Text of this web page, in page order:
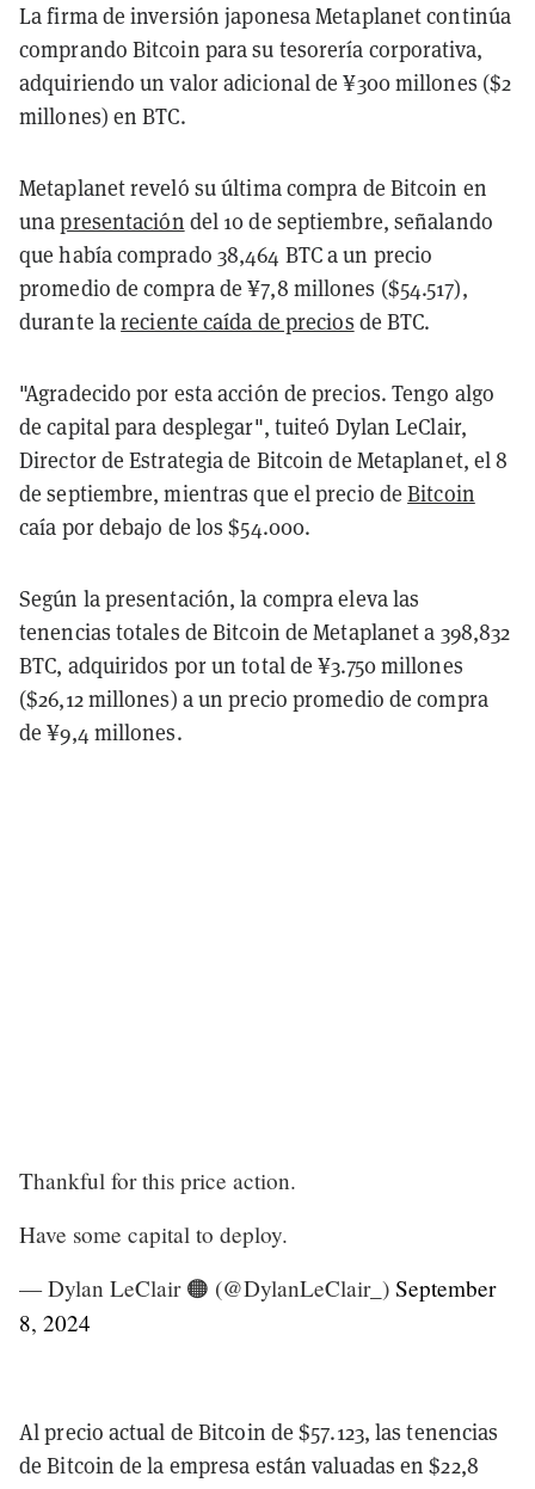
La firma de inversión japonesa Metaplanet continúa
comprando Bitcoin para su tesorería corporativa,
adquiriendo un valor adicional de ¥300 millones ($2
millones) en BTC.
Metaplanet reveló su última compra de Bitcoin en
unapresentación del 10 de septiembre, señalando
que había comprado 38,464 BTC a un precio
promedio de compra de ¥7,8 millones ($54.517),
durante lareciente caída de precios de BTC.
"Agradecido por esta acción de precios. Tengo algo
de capital para desplegar", tuiteó Dylan LeClair,
Director de Estrategia de Bitcoin de Metaplanet, el 8
de septiembre, mientras que el precio deBitcoin
caía por debajo de los $54.000.
Según la presentación, la compra eleva las
tenencias totales de Bitcoin de Metaplanet a 398,832
BTC, adquiridos por un total de ¥3.750 millones
($26,12 millones) a un precio promedio de compra
de ¥9,4 millones.
Thankful for this price action.
Have some capital to deploy.
— Dylan LeClair 🟠 (@DylanLeClair_) September
8, 2024
Al precio actual de Bitcoin de $57.123, las tenencias
de Bitcoin de la empresa están valuadas en $22,8